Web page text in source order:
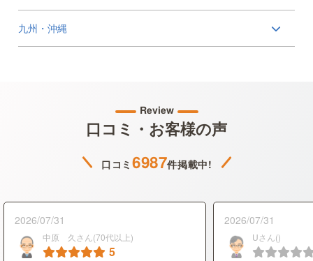
九州・沖縄
Review
口コミ・お客様の声
口コミ6987件掲載中!
2026/07/31
中原 久さん(70代以上)
5
2026/07/31
Uさん()